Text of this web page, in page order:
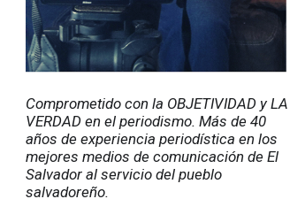
Comprometido con la OBJETIVIDAD y LA
VERDAD en el periodismo. Más de 40
años de experiencia periodística en los
mejores medios de comunicación de El
Salvador al servicio del pueblo
salvadoreño.